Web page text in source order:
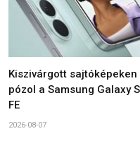
Kiszivárgott sajtóképeken
pózol a Samsung Galaxy
FE
2026-08-07